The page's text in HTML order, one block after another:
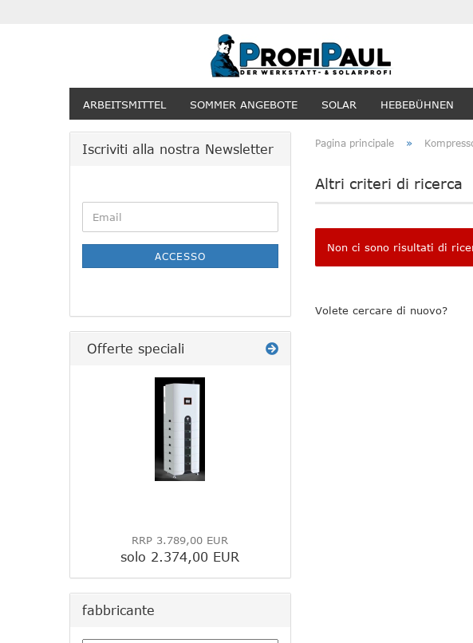
ARBEITSMITTEL SOMMER ANGEBOTE SOLAR HEBEBÜHNEN
Pagina principale »
Altri criteri di ricerca
Non ci sono risultati di
CERCARE
Volete cercare di nuovo?
Iscriviti alla nostra Newsletter
ALLA
ISCRIZIONE
Email
ACCESSO
Offerte speciali
RRP 3.789,00 EUR
solo 2.374,00 EUR
fabbricante